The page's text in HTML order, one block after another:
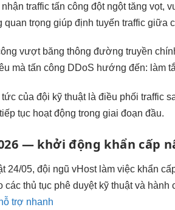
traffic tấn công đột ngột tăng
trọng giúp định tuyến traffic giữa
vượt băng thông đường truyền
mà tấn công DDoS hướng đến: làm
của đội kỹ thuật là điều phối traffic
tục hoạt động trong giai đoạn đầu.
— khởi động khẩn cấp
24/05, đội ngũ vHost làm việc khẩn
các thủ tục phê duyệt kỹ thuật và
trợ nhanh